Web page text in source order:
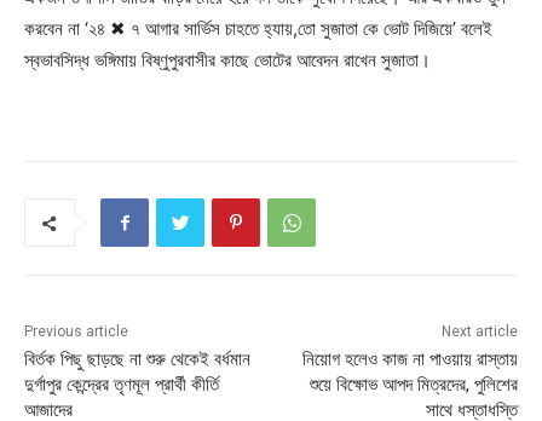
করবেন না ‘২৪ ✖ ৭ আগার সার্ভিস চাহতে হ্যায়,তো সুজাতা কে ভোট দিজিয়ে’ বলেই
স্বভাবসিদ্ধ ভঙ্গিমায় বিষ্ণুপুরবাসীর কাছে ভোটের আবেদন রাখেন সুজাতা।
Previous article
বির্তক পিছু ছাড়ছে না শুরু থেকেই বর্ধমান
দুর্গাপুর কেন্দ্রের তৃণমূল প্রার্থী কীর্তি
আজাদের
Next article
নিয়োগ হলেও কাজ না পাওয়ায় রাস্তায়
শুয়ে বিক্ষোভ আপদ মিত্রদের, পুলিশের
সাথে ধস্তাধস্তি